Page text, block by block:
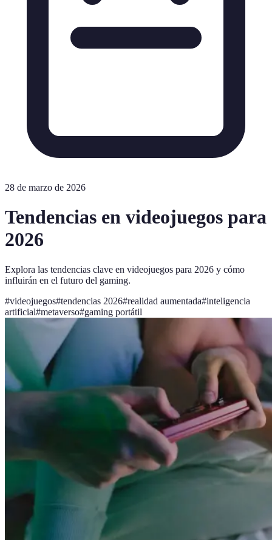
28 de marzo de 2026
Tendencias en videojuegos para
2026
Explora las tendencias clave en videojuegos para 2026 y cómo
influirán en el futuro del gaming.
#videojuegos#tendencias 2026#realidad aumentada#inteligencia
artificial#metaverso#gaming portátil